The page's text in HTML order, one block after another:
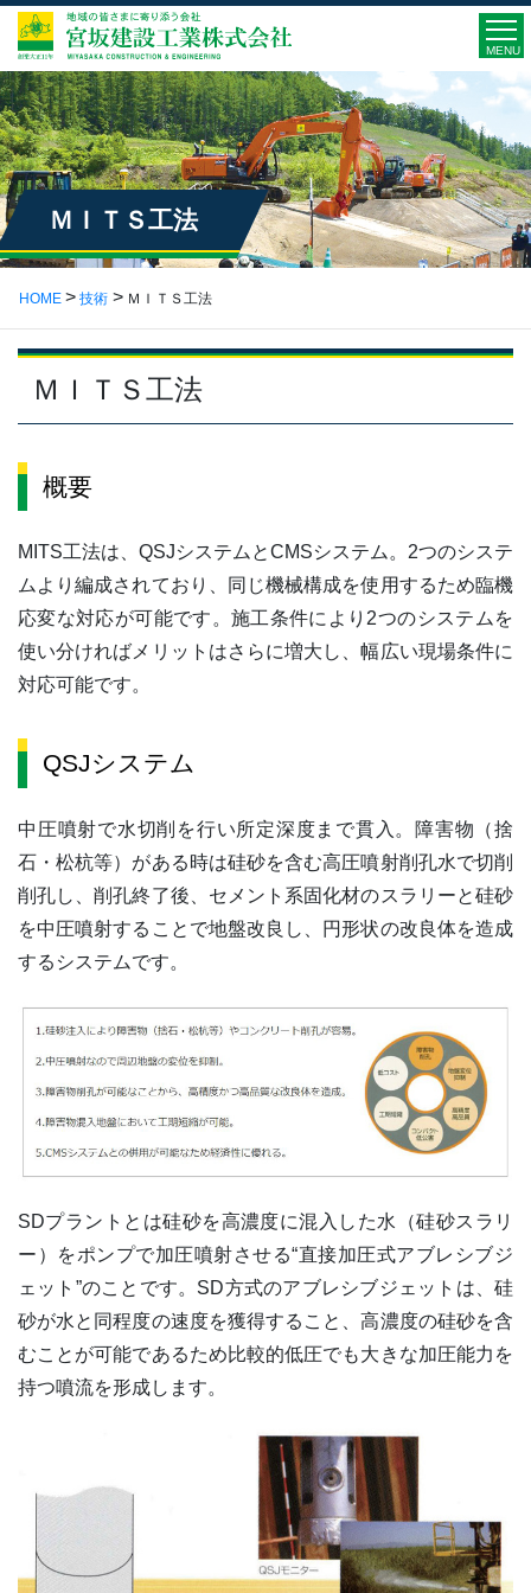
MENU
ＭＩＴＳ工法
HOME 技術 ＭＩＴＳ工法
ＭＩＴＳ工法
概要
MITS工法は、QSJシステムとCMSシステム。2つのシステ
ムより編成されており、同じ機械構成を使用するため臨機
応変な対応が可能です。施工条件により2つのシステムを
使い分ければメリットはさらに増大し、幅広い現場条件に
対応可能です。
QSJシステム
中圧噴射で水切削を行い所定深度まで貫入。障害物（捨
石・松杭等）がある時は硅砂を含む高圧噴射削孔水で切削
削孔し、削孔終了後、セメント系固化材のスラリーと硅砂
を中圧噴射することで地盤改良し、円形状の改良体を造成
するシステムです。
SDプラントとは硅砂を高濃度に混入した水（硅砂スラリ
ー）をポンプで加圧噴射させる“直接加圧式アブレシブジ
ェット”のことです。SD方式のアブレシブジェットは、硅
砂が水と同程度の速度を獲得すること、高濃度の硅砂を含
むことが可能であるため比較的低圧でも大きな加圧能力を
持つ噴流を形成します。